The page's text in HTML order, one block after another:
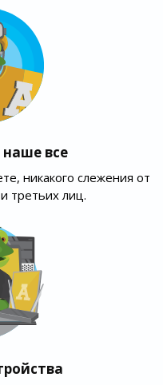
наше все
никакого слежения от
третьих лиц.